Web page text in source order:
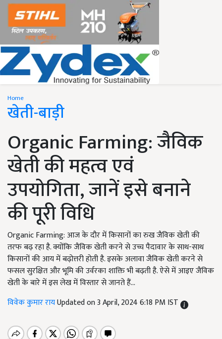
Home
खेती-बाड़ी
Organic Farming: जैविक
खेती की महत्व एवं
उपयोगिता, जानें इसे बनाने
की पूरी विधि
Organic Farming: आज के दौर में किसानों का रुख जैविक खेती की
तरफ बढ़ रहा है. क्योंकि जैविक खेती करने से उच्च पैदावार के साथ-साथ
किसानों की आय में बढ़ोत्तरी होती है. इसके अलावा जैविक खेती करने से
फसल सुरक्षित और भूमि की उर्वरका शाक्ति भी बढ़ती है. ऐसे में आइए जैविक
खेती के बारे में इस लेख में विस्तार से जानते हैं...
विवेक कुमार रायUpdated on 3 April, 2024 6:18 PM IST